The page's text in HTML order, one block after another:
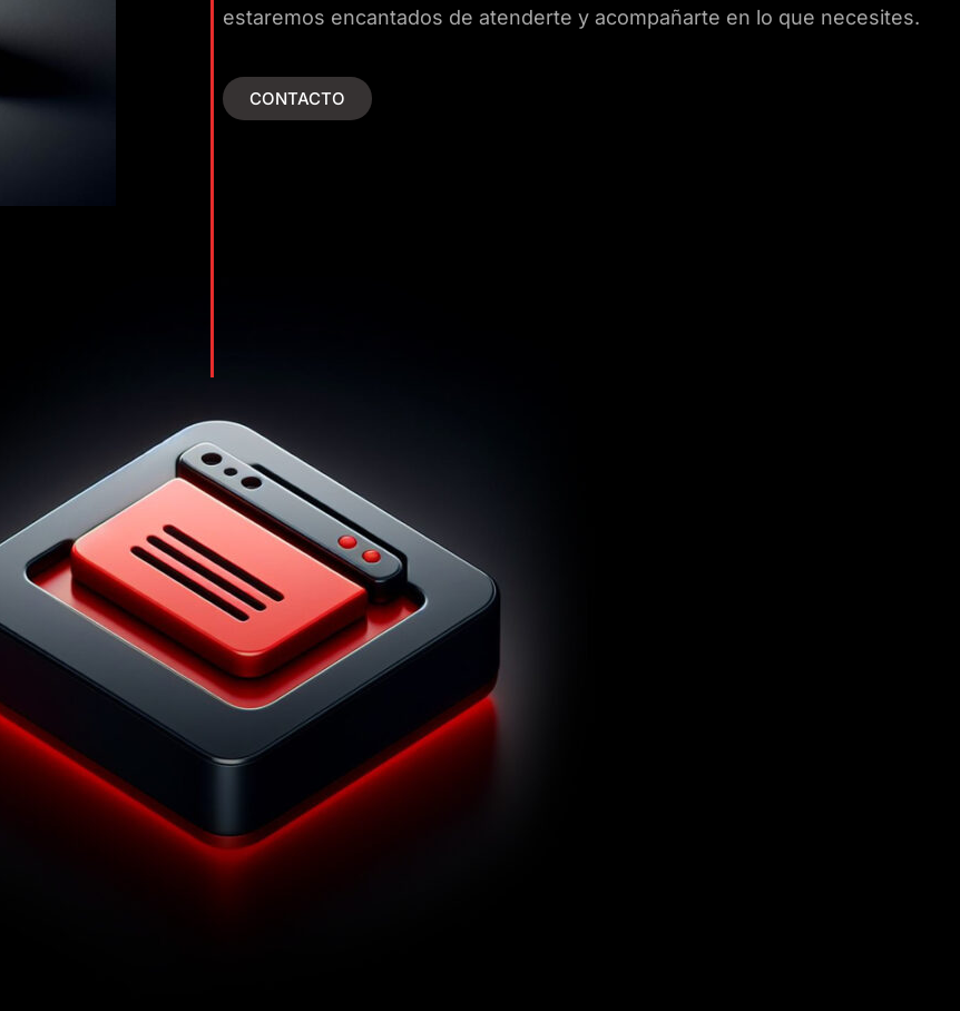
estaremos encantados de atenderte y acompañarte en lo que necesites.
CONTACTO